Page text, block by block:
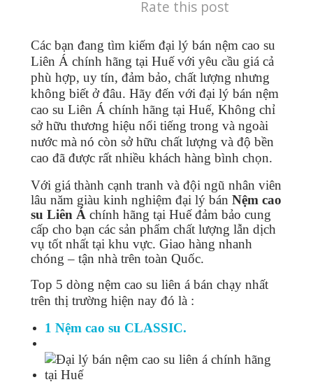
Rate this post
Các bạn đang tìm kiếm đại lý bán nệm cao su
Liên Á chính hãng tại Huế với yêu cầu giá cả
phù hợp, uy tín, đảm bảo, chất lượng nhưng
không biết ở đâu. Hãy đến với đại lý bán nệm
cao su Liên Á chính hãng tại Huế, Không chỉ
sở hữu thương hiệu nổi tiếng trong và ngoài
nước mà nó còn sở hữu chất lượng và độ bền
cao đã được rất nhiều khách hàng bình chọn.
Với giá thành cạnh tranh và đội ngũ nhân viên
lâu năm giàu kinh nghiệm đại lý bán Nệm cao
su Liên Á chính hãng tại Huếđảm bảo cung
cấp cho bạn các sản phẩm chất lượng lẫn dịch
vụ tốt nhất tại khu vực. Giao hàng nhanh
chóng – tận nhà trên toàn Quốc.
Top 5 dòng nệm cao su liên á bán chạy nhất
trên thị trường hiện nay đó là :
1 Nệm cao su CLASSIC.